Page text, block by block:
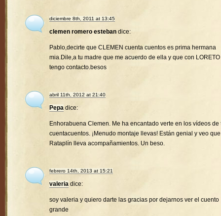
diciembre 8th, 2011 at 13:45
clemen romero esteban dice:
Pablo,decirte que CLEMEN cuenta cuentos es prima hermana
mia.Dile,a tu madre que me acuerdo de ella y que con LORETO
tengo contacto.besos
abril 11th, 2012 at 21:40
Pepa dice:
Enhorabuena Clemen. Me ha encantado verte en los vídeos de
cuentacuentos. ¡Menudo montaje llevas! Están genial y veo que
Rataplín lleva acompañamientos. Un beso.
febrero 14th, 2013 at 15:21
valeria dice:
soy valeria y quiero darte las gracias por dejarnos ver el cuento
grande